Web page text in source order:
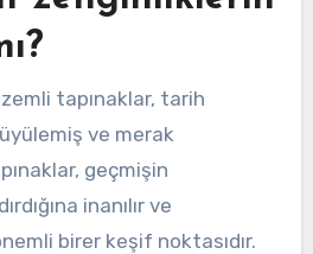
tapınaklar, tarih
ve merak
geçmişin
inanılır ve
birer keşif noktasıdır.